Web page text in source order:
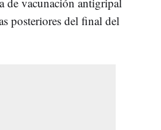
posteriores del final del